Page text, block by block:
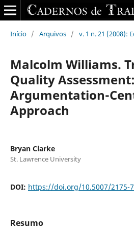
Início / Arquivos / v. 1 n. 21 (2008):
Malcolm Williams.
Quality
Argumentation-
Approach
Bryan Clarke
St. Lawrence University
DOI: https://doi.org/10.5007/2175-
Resumo